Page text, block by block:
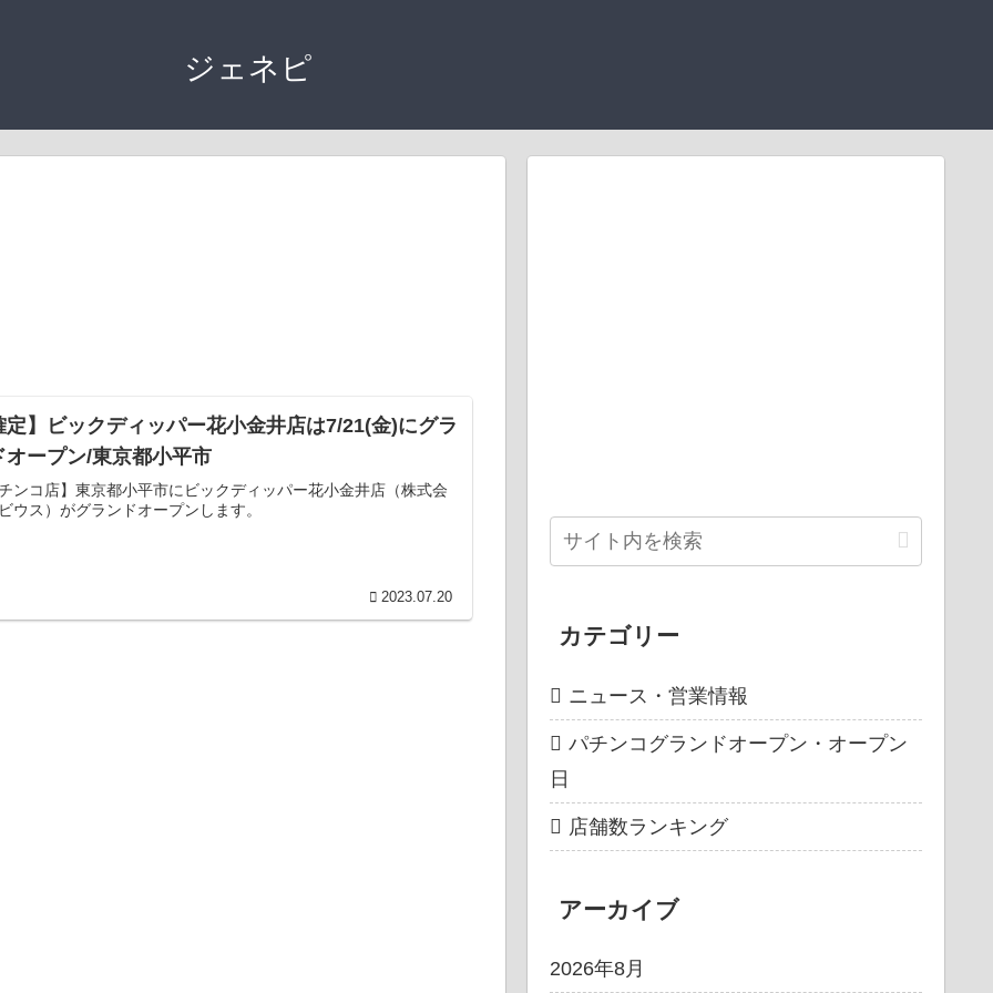
ジェネピ
定】ビックディッパー花小金井店は7/21(金)にグラ
オープン/東京都小平市
ンコ店】東京都小平市にビックディッパー花小金井店（株式会
ウス）がグランドオープンします。
2023.07.20
カテゴリー
ニュース・営業情報
パチンコグランドオープン・オープン
日
店舗数ランキング
アーカイブ
2026年8月